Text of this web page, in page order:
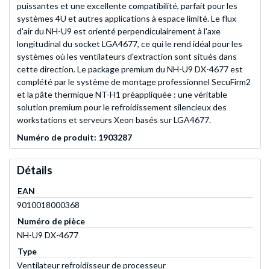
puissantes et une excellente compatibilité, parfait pour les
systèmes 4U et autres applications à espace limité. Le flux
d'air du NH-U9 est orienté perpendiculairement à l'axe
longitudinal du socket LGA4677, ce qui le rend idéal pour les
systèmes où les ventilateurs d'extraction sont situés dans
cette direction. Le package premium du NH-U9 DX-4677 est
complété par le système de montage professionnel SecuFirm2
et la pâte thermique NT-H1 préappliquée : une véritable
solution premium pour le refroidissement silencieux des
workstations et serveurs Xeon basés sur LGA4677.
Numéro de produit: 1903287
Détails
EAN
9010018000368
Numéro de pièce
NH-U9 DX-4677
Type
Ventilateur refroidisseur de processeur